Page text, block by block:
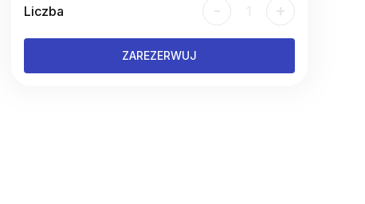
Liczba - 1 +
ZAREZERWUJ